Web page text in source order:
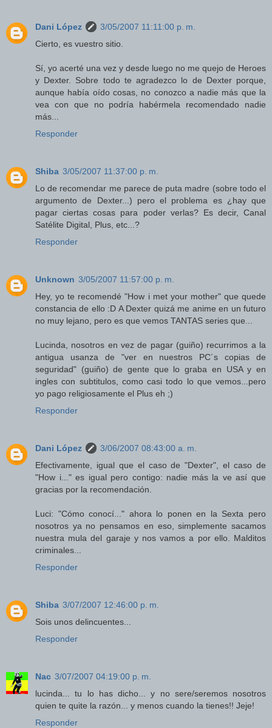
Dani López
3/05/2007 11:11:00 p. m.
Cierto, es vuestro sitio.
Sí, yo acerté una vez y desde luego no me quejo de Heroes
y Dexter. Sobre todo te agradezco lo de Dexter porque,
aunque había oído cosas, no conozco a nadie más que la
vea con que no podría habérmela recomendado nadie
más...
Responder
Shiba 3/05/2007 11:37:00 p. m.
Lo de recomendar me parece de puta madre (sobre todo el
argumento de Dexter...) pero el problema es ¿hay que
pagar ciertas cosas para poder verlas? Es decir, Canal
Satélite Digital, Plus, etc...?
Responder
Unknown 3/05/2007 11:57:00 p. m.
Hey, yo te recomendé "How i met your mother" que quede
constancia de ello :D A Dexter quizá me anime en un futuro
no muy lejano, pero es que vemos TANTAS series que...
Lucinda, nosotros en vez de pagar (guiño) recurrimos a la
antigua usanza de "ver en nuestros PC´s copias de
seguridad" (guiño) de gente que lo graba en USA y en
ingles con subtitulos, como casi todo lo que vemos...pero
yo pago religiosamente el Plus eh ;)
Responder
Dani López
3/06/2007 08:43:00 a. m.
Efectivamente, igual que el caso de "Dexter", el caso de
"How i..." es igual pero contigo: nadie más la ve así que
gracias por la recomendación.
Luci: "Cómo conocí..." ahora lo ponen en la Sexta pero
nosotros ya no pensamos en eso, simplemente sacamos
nuestra mula del garaje y nos vamos a por ello. Malditos
criminales...
Responder
Shiba 3/07/2007 12:46:00 p. m.
Sois unos delincuentes...
Responder
Nac 3/07/2007 04:19:00 p. m.
lucinda... tu lo has dicho... y no sere/seremos nosotros
quien te quite la razón... y menos cuando la tienes!! Jeje!
Responder